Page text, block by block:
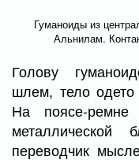
Гуманоиды из
Альнилам.
Голову
шлем, тело
На поясе-
переводчик